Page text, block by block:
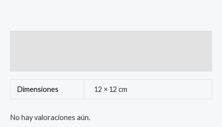
Dimensiones 12 × 12 cm
No hay valoraciones aún.